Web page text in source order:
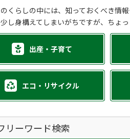
くらしの中には、知っておくべき情
し身構えてしまいがちですが、ちょ
出産・子育て
エコ・リサイクル
リーワード検索